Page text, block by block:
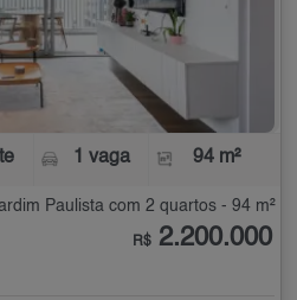
1 vaga 94 m²
Paulista com 2 quartos - 94 m²
R$ 2.200.000